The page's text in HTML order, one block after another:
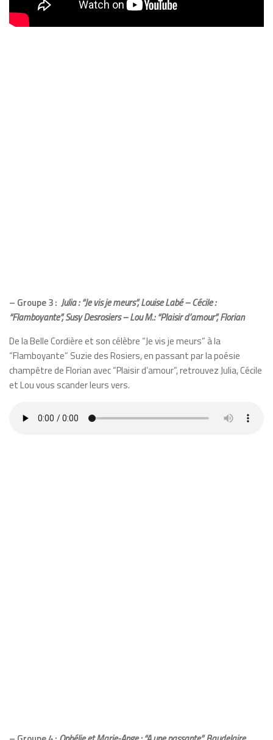
– Groupe 3 : Julia : “Je vis je meurs”, Louise Labé – Cécile :
“Flamboyante”, Susy Desrosiers – Lou M.: “Plaisir d’amour”, Florian
De la Belle Cordière et son célèbre “Je vis je meurs” à la
“Flamboyante” Suzie des Rosiers, en passant par la poésie
champêtre de Florian avec “Plaisir d’amour”, retrouvez Julia, Cécile
et Lou vous scander leurs vers.